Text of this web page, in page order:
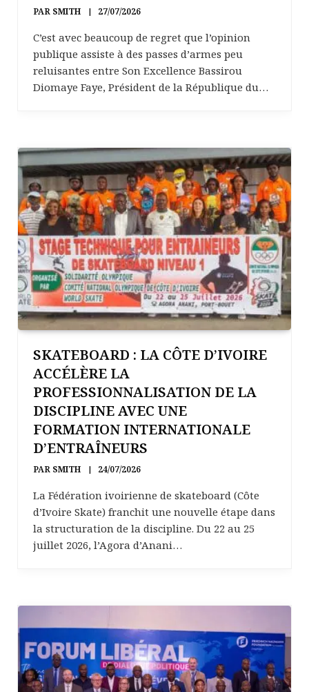
PAR SMITH 27/07/2026
C’est avec beaucoup de regret que l’opinion
publique assiste à des passes d’armes peu
reluisantes entre Son Excellence Bassirou
Diomaye Faye, Président de la République du…
SKATEBOARD : LA CÔTE D’IVOIRE
ACCÉLÈRE LA
PROFESSIONNALISATION DE LA
DISCIPLINE AVEC UNE
FORMATION INTERNATIONALE
D’ENTRAÎNEURS
PAR SMITH 24/07/2026
La Fédération ivoirienne de skateboard (Côte
d’Ivoire Skate) franchit une nouvelle étape dans
la structuration de la discipline. Du 22 au 25
juillet 2026, l’Agora d’Anani…